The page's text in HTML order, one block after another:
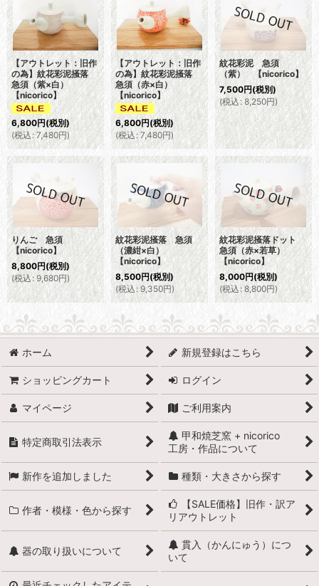
並び順
絞り込む
【アウトレット：旧作
の為】紋花彩泥掻落
急須（紫×白）
【nicorico】
6,800円(税別)
(税込 : 7,480円)
【アウトレット：旧作
の為】紋花彩泥掻落
急須（赤×白）
【nicorico】
6,800円(税別)
(税込: 7,480円)
紋花彩泥 急須
（紫） 【nicorico】
7,500円(税別)
(税込: 8,250円)
りんご 急須
【nicorico】
8,800円(税別)
(税込: 9,680円)
紋花彩泥掻落 急須
（濃紺×白）
【nicorico】
8,500円(税別)
(税込 : 9,350円)
紋花彩泥掻落ドット
急須（赤×若草）
【nicorico】
8,000円(税別)
(税込 : 8,800円)
ホーム 新規登録はこちら
ショッピングカート ログイン
マイページ ご利用案内
特定商取引法表示
甲和焼芝窯 + nicorico
工房・作品について
新作を追加しました 種類・大きさから探す
作者・模様・色から探す
【SALE価格】旧作・訳ア
リアウトレット
器の取り扱いについて
貫入（かんにゅう）につ
いて